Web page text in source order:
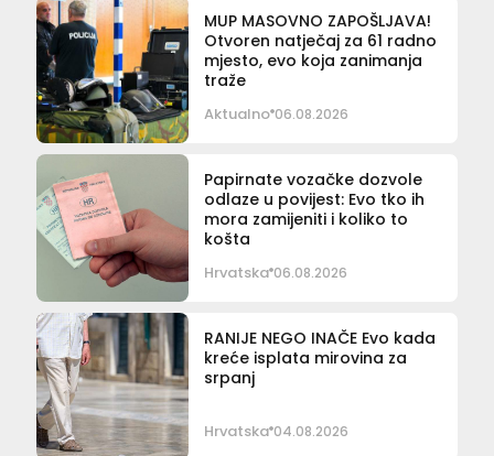
MUP MASOVNO ZAPOŠLJAVA!
Otvoren natječaj za 61 radno
mjesto, evo koja zanimanja
traže
Aktualno 06.08.2026
Papirnate vozačke dozvole
odlaze u povijest: Evo tko ih
mora zamijeniti i koliko to
košta
Hrvatska 06.08.2026
RANIJE NEGO INAČE Evo kada
kreće isplata mirovina za
srpanj
Hrvatska 04.08.2026